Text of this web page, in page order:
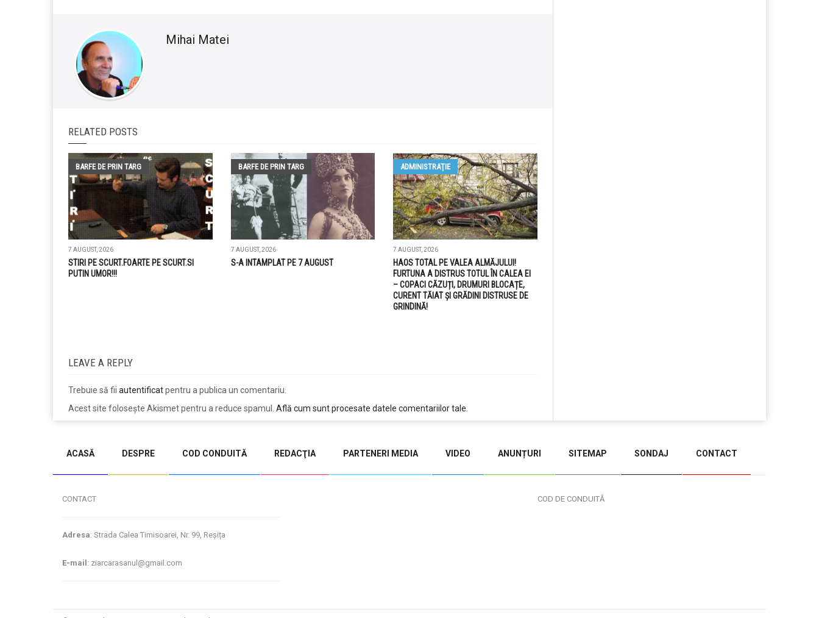
Mihai Matei
RELATED POSTS
BARFE DE PRIN TARG
7 AUGUST, 2026
STIRI PE SCURT.FOARTE PE SCURT.SI
PUTIN UMOR!!!
BARFE DE PRIN TARG
7 AUGUST, 2026
S-A INTAMPLAT PE 7 AUGUST
ADMINISTRAŢIE
7 AUGUST, 2026
HAOS TOTAL PE VALEA ALMĂJULUI!
FURTUNA A DISTRUS TOTUL ÎN CALEA EI
– COPACI CĂZUȚI, DRUMURI BLOCAȚE,
CURENT TĂIAT ȘI GRĂDINI DISTRUSE DE
GRINDINĂ!
LEAVE A REPLY
Trebuie să fii autentificatpentru a publica un comentariu.
Acest site folosește Akismet pentru a reduce spamul. Află cum sunt procesate datele comentariilor tale.
ACASĂ DESPRE COD CONDUITĂ REDACŢIA PARTENERI MEDIA VIDEO ANUNȚURI SITEMAP SONDAJ CONTACT
CONTACT
Adresa: Strada Calea Timisoarei, Nr. 99, Reșița
E-mail : ziarcarasanul@gmail.com
COD DE CONDUITĂ